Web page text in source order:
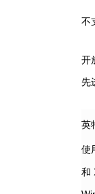
不
开
先
英
使
和